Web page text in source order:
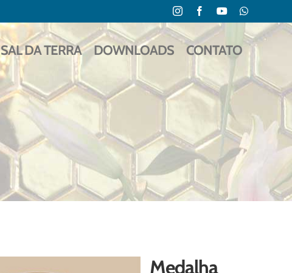
InstagramFacebookYouTubeWhatsApp
SAL DA TERRA DOWNLOADS CONTATO
Medalha